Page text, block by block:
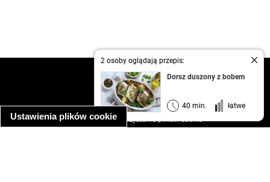
Ustawienia plików cookie
2 osoby oglądają przepis:
Dorsz duszony z bobem
40 min. łatwe
kontakt
regulamin
informacja o prywatności
informacja o wykorzystaniu plików cookie